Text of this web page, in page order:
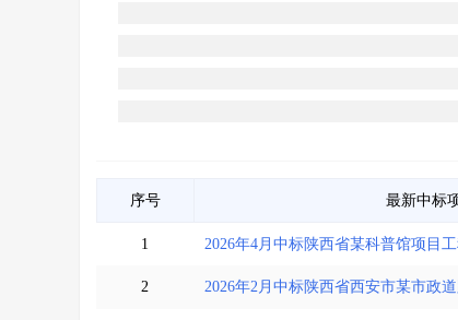
序号 最新中标
1 2026年4月中标陕西省某科普馆项目
2 2026年2月中标陕西省西安市某市政